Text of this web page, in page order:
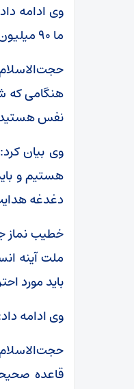
وی ادامه
ما ۹۰ میلیون نیستیم، ما یک انسان ۹۰ میلیونی هستیم.
هنگامی که
نفس هستید.
وی بیان
هستیم و
دغدغه
خطیب نماز
ملت آینه
باید مورد
وی ادامه
قاعده